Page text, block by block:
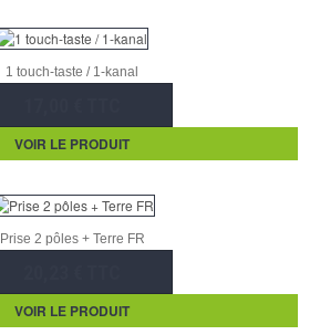
1 touch-taste / 1-kanal
VOIR LE PRODUIT
Prise 2 pôles + Terre FR
VOIR LE PRODUIT